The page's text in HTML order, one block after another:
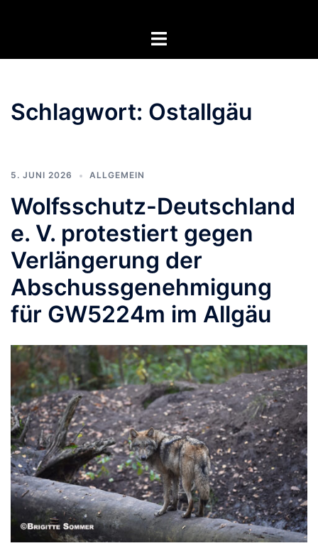
Menü
Schlagwort: Ostallgäu
5. JUNI 2026 ALLGEMEIN
Wolfsschutz-Deutschland
e. V. protestiert gegen
Verlängerung der
Abschussgenehmigung
für GW5224m im Allgäu